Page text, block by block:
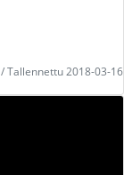
Tallennettu 2018-03-16